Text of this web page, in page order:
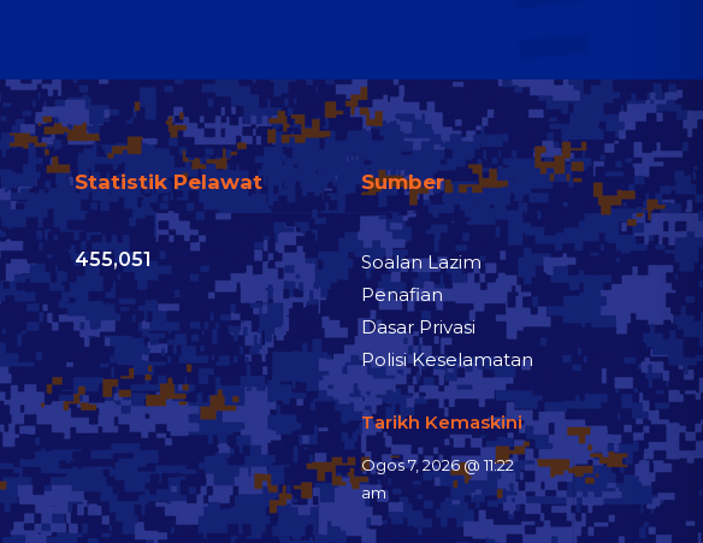
Statistik Pelawat
455,051
Sumber
Soalan Lazim
Penafian
Dasar Privasi
Polisi Keselamatan
Tarikh Kemaskini
Ogos 7, 2026 @ 11:22
am